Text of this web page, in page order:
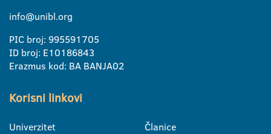
info@unibl.org
PIC broj: 995591705
ID broj: E10186843
Erazmus kod: BA BANJA02
Korisni linkovi
Univerzitet
Članice